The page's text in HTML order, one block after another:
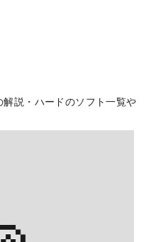
解説・ハードのソフト一覧や